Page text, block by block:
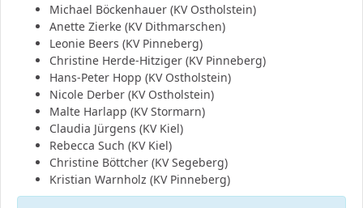
Michael Böckenhauer (KV Ostholstein)
Anette Zierke (KV Dithmarschen)
Leonie Beers (KV Pinneberg)
Christine Herde-Hitziger (KV Pinneberg)
Hans-Peter Hopp (KV Ostholstein)
Nicole Derber (KV Ostholstein)
Malte Harlapp (KV Stormarn)
Claudia Jürgens (KV Kiel)
Rebecca Such (KV Kiel)
Christine Böttcher (KV Segeberg)
Kristian Warnholz (KV Pinneberg)